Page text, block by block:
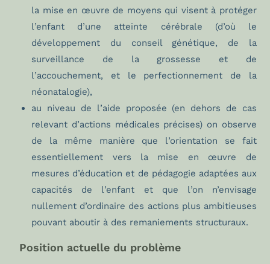
la mise en œuvre de moyens qui visent à protéger
l’enfant d’une atteinte cérébrale (d’où le
développement du conseil génétique, de la
surveillance de la grossesse et de
l’accouchement, et le perfectionnement de la
néonatalogie),
au niveau de l’aide proposée (en dehors de cas
relevant d’actions médicales précises) on observe
de la même manière que l’orientation se fait
essentiellement vers la mise en œuvre de
mesures d’éducation et de pédagogie adaptées aux
capacités de l’enfant et que l’on n’envisage
nullement d’ordinaire des actions plus ambitieuses
pouvant aboutir à des remaniements structuraux.
Position actuelle du problème